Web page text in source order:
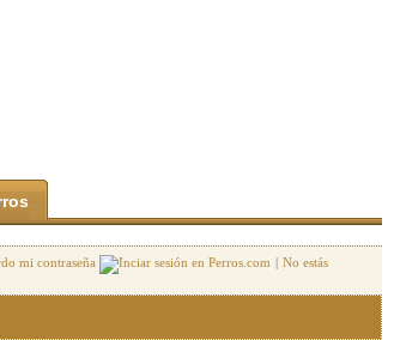
mi contraseña | No estás